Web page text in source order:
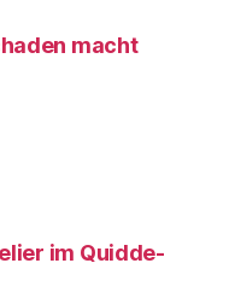
macht
im Quidde-